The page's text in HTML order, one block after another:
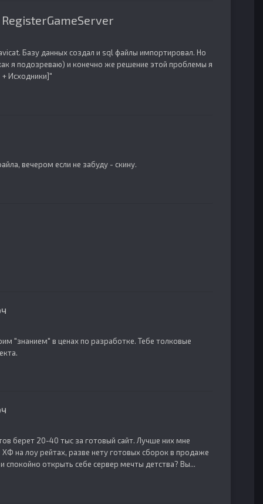
Базу данных создал и sql файлы импортировал. Но
я подозреваю) и конечно же решение этой проблемы я
Исходники]"
вечером если не забуду - скину.
"знанием" в ценах по разработке. Тебе толковые
берет 20-40 тыс за готовый сайт. Лучше них мне
на лоу рейтах, разве нету готовых сборок в продаже
открыть себе сервер мечты детства? Вы...